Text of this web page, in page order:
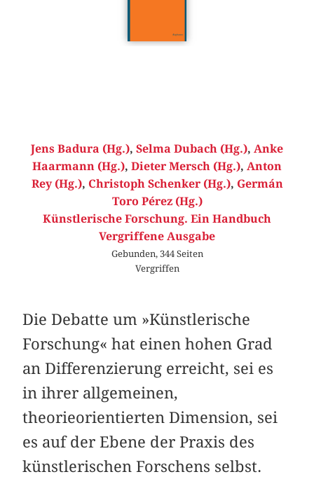
Jens Badura (Hg.), Selma Dubach (Hg.), Anke
Haarmann (Hg.), Dieter Mersch (Hg.), Anton
Rey (Hg.), Christoph Schenker (Hg.), Germán
Toro Pérez (Hg.)
Künstlerische Forschung. Ein Handbuch
Vergriffene Ausgabe
Gebunden, 344 Seiten
Vergriffen
Die Debatte um »Künstlerische
Forschung« hat einen hohen Grad
an Differenzierung erreicht, sei es
in ihrer allgemeinen,
theorieorientierten Dimension, sei
es auf der Ebene der Praxis des
künstlerischen Forschens selbst.